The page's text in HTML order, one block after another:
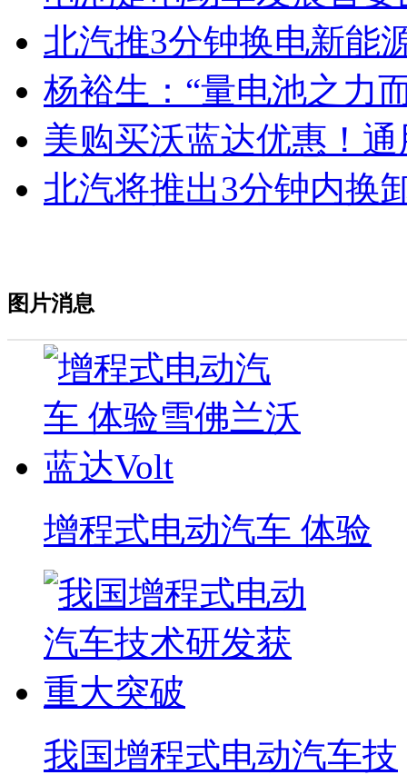
北汽推3分钟换电新能
杨裕生：“量电池之力
美购买沃蓝达优惠！
北汽将推出3分钟内换
图片消息
增程式电动汽车 体验
我国增程式电动汽车技